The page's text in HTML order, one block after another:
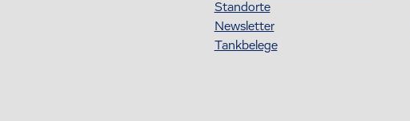
Standorte
Newsletter
Tankbelege